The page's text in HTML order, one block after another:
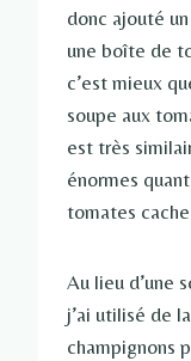
donc ajouté
une boîte de
c’est mieux
soupe aux
est très
énormes
tomates
Au lieu d’une
j’ai utilisé de
champignons